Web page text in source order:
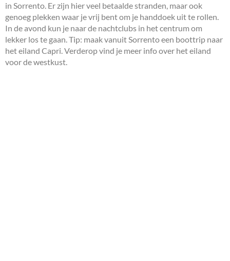
in Sorrento. Er zijn hier veel betaalde stranden, maar ook
genoeg plekken waar je vrij bent om je handdoek uit te rollen.
In de avond kun je naar de nachtclubs in het centrum om
lekker los te gaan. Tip: maak vanuit Sorrento een boottrip naar
het eiland Capri. Verderop vind je meer info over het eiland
voor de westkust.